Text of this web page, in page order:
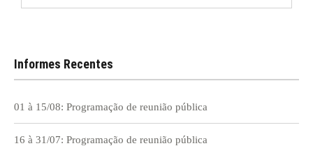
Informes Recentes
01 à 15/08: Programação de reunião pública
16 à 31/07: Programação de reunião pública